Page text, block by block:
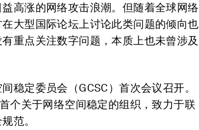
高涨的网络攻击浪潮。但随着全球网络
大型国际论坛上讨论此类问题的倾向也
重点关注数字问题，本质上也未曾涉及
稳定委员会（GCSC）首次会议召开。
个关于网络空间稳定的组织，致力于联
范。